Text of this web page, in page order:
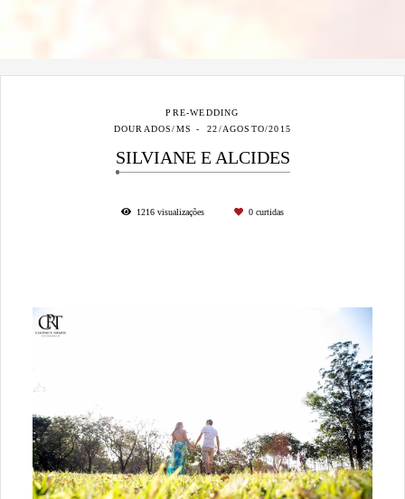
PRE-WEDDING
DOURADOS/MS
22/AGOSTO/2015
SILVIANE E ALCIDES
1216 visualizações 0 curtidas